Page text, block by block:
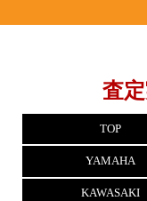
査
TOP
YAMAHA
KAWASAKI